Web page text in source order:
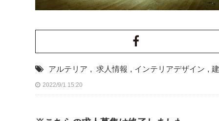
アルテリア , 求人情報 , インテリアデザイン ,
2022/9/1 15:20